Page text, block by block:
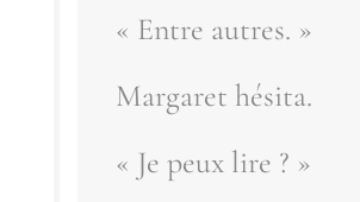
« Entre autres. »
Mar­ga­ret hésita.
« Je peux lire ? »